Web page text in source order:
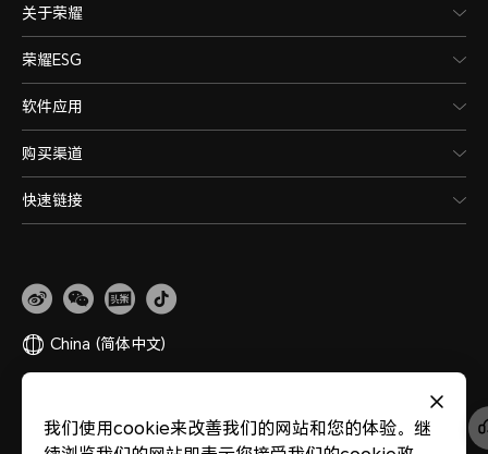
关于荣耀
荣耀ESG
软件应用
购买渠道
快速链接
China (简体中文)
版权所有 © 荣耀终端股份有限公司 2020-2026 保留一切权利。
我们使用cookie来改善我们的网站和您的体验。继